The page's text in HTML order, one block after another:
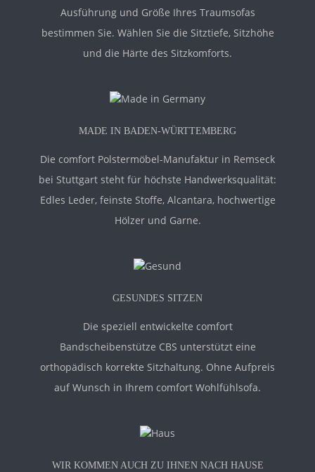
Ausführung und Größe Ihres Traumsofas
bestimmen Sie. Wählen Sie die Sitztiefe, Sitzhöhe
und die Härte des Sitzkomforts.
MADE IN BADEN-WÜRTTEMBERG
Die comfort Polstermöbel-Manufaktur in Remseck
bei Stuttgart steht für höchste Handwerksqualität:
Edles Leder, feinste Stoffe, Alcantara, hochwertige
Hölzer und Garne.
GESUNDES SITZEN
Die speziell entwickelte comfort
Bandscheibenstütze CBS unterstützt eine
orthopädisch korrekte Sitzhaltung. Ohne Aufpreis
auf Wunsch in Ihrem comfort Wohlfühlsofa.
WIR KOMMEN AUCH ZU IHNEN NACH HAUSE